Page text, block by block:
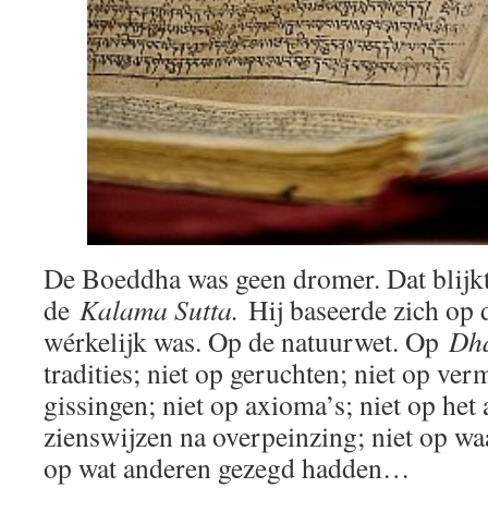
De Boeddha was geen dromer. Dat
de Kalama Sutta. Hij baseerde zich op
wérkelijk was. Op de natuurwet. Op
tradities; niet op geruchten; niet op
gissingen; niet op axioma’s; niet op het
zienswijzen na overpeinzing; niet op
op wat anderen gezegd hadden…